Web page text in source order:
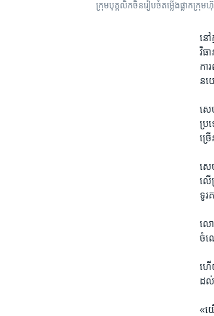
ក្រុម​បុគ្គលិក​ចិន​រៀបចំ​តម្លើង​ផ្លាក​ក្រុម
នៅ​
វិធ
កា
នយ
សេ
ប្រ
ច្រ
សេ
លើ
ទូរ
លោ
ចំណ
ហើ
ដល់​
«យ